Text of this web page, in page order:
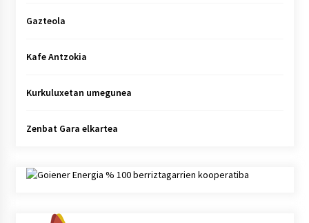
Gazteola
Kafe Antzokia
Kurkuluxetan umegunea
Zenbat Gara elkartea